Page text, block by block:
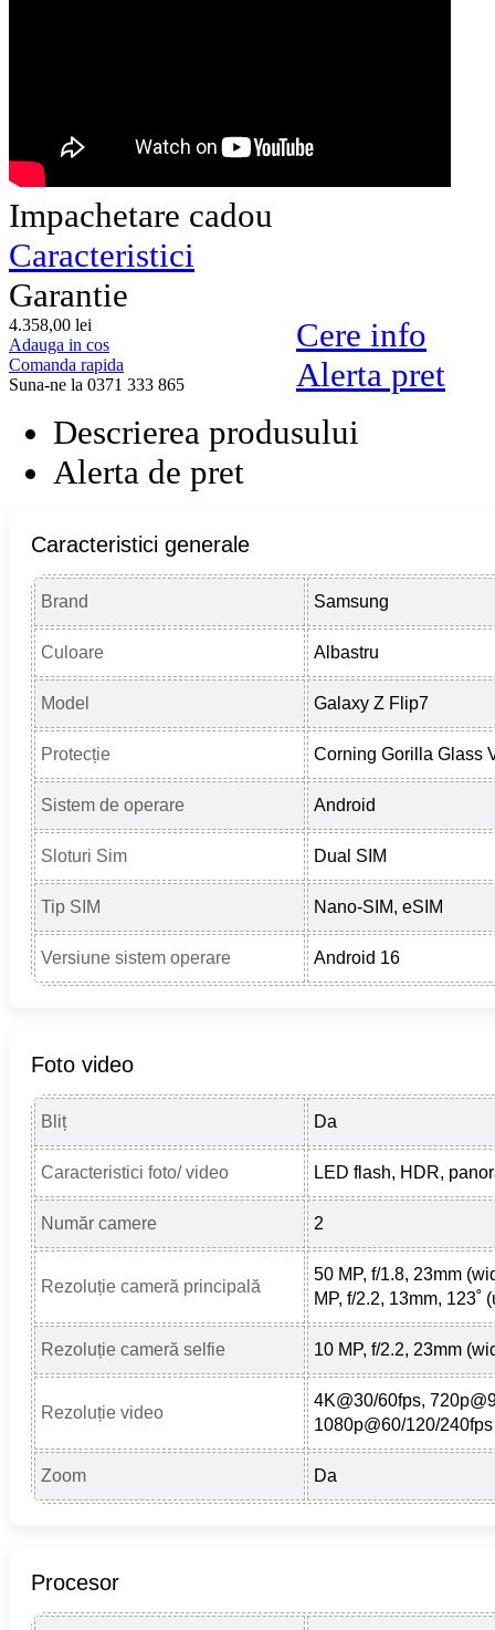
Impachetare cadou
Caracteristici
Garantie
4.358,00 lei
Adauga in cos
Comanda rapida
Suna-ne la 0371 333 865
Cere info
Alerta pret
Descrierea produsului
Alerta de pret
Caracteristici generale
Brand Samsung
Culoare Albastru
Model Galaxy Z Flip7
Protecție Corning Gorilla Glass
Sistem de operare Android
Sloturi Sim Dual SIM
Tip SIM Nano-SIM, eSIM
Versiune sistem operare Android 16
Foto video
Bliț Da
Caracteristici foto/ video LED flash, HDR,
Număr camere 2
Rezoluție cameră principală
50 MP, f/1.8, 23mm
MP, f/2.2, 13mm, 123˚
Rezoluție cameră selfie 10 MP, f/2.2, 23mm
Rezoluție video
4K@30/60fps,
1080p@60/120/240fps
Zoom Da
Procesor